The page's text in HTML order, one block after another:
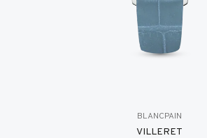
BLANCPAIN
VILLERET